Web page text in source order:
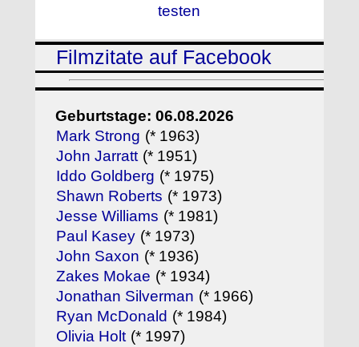
testen
Filmzitate auf Facebook
Geburtstage: 06.08.2026
Mark Strong (* 1963)
John Jarratt (* 1951)
Iddo Goldberg (* 1975)
Shawn Roberts (* 1973)
Jesse Williams (* 1981)
Paul Kasey (* 1973)
John Saxon (* 1936)
Zakes Mokae (* 1934)
Jonathan Silverman (* 1966)
Ryan McDonald (* 1984)
Olivia Holt (* 1997)